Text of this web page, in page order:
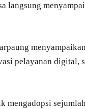
langsung
pelayanan digital,
mengadopsi